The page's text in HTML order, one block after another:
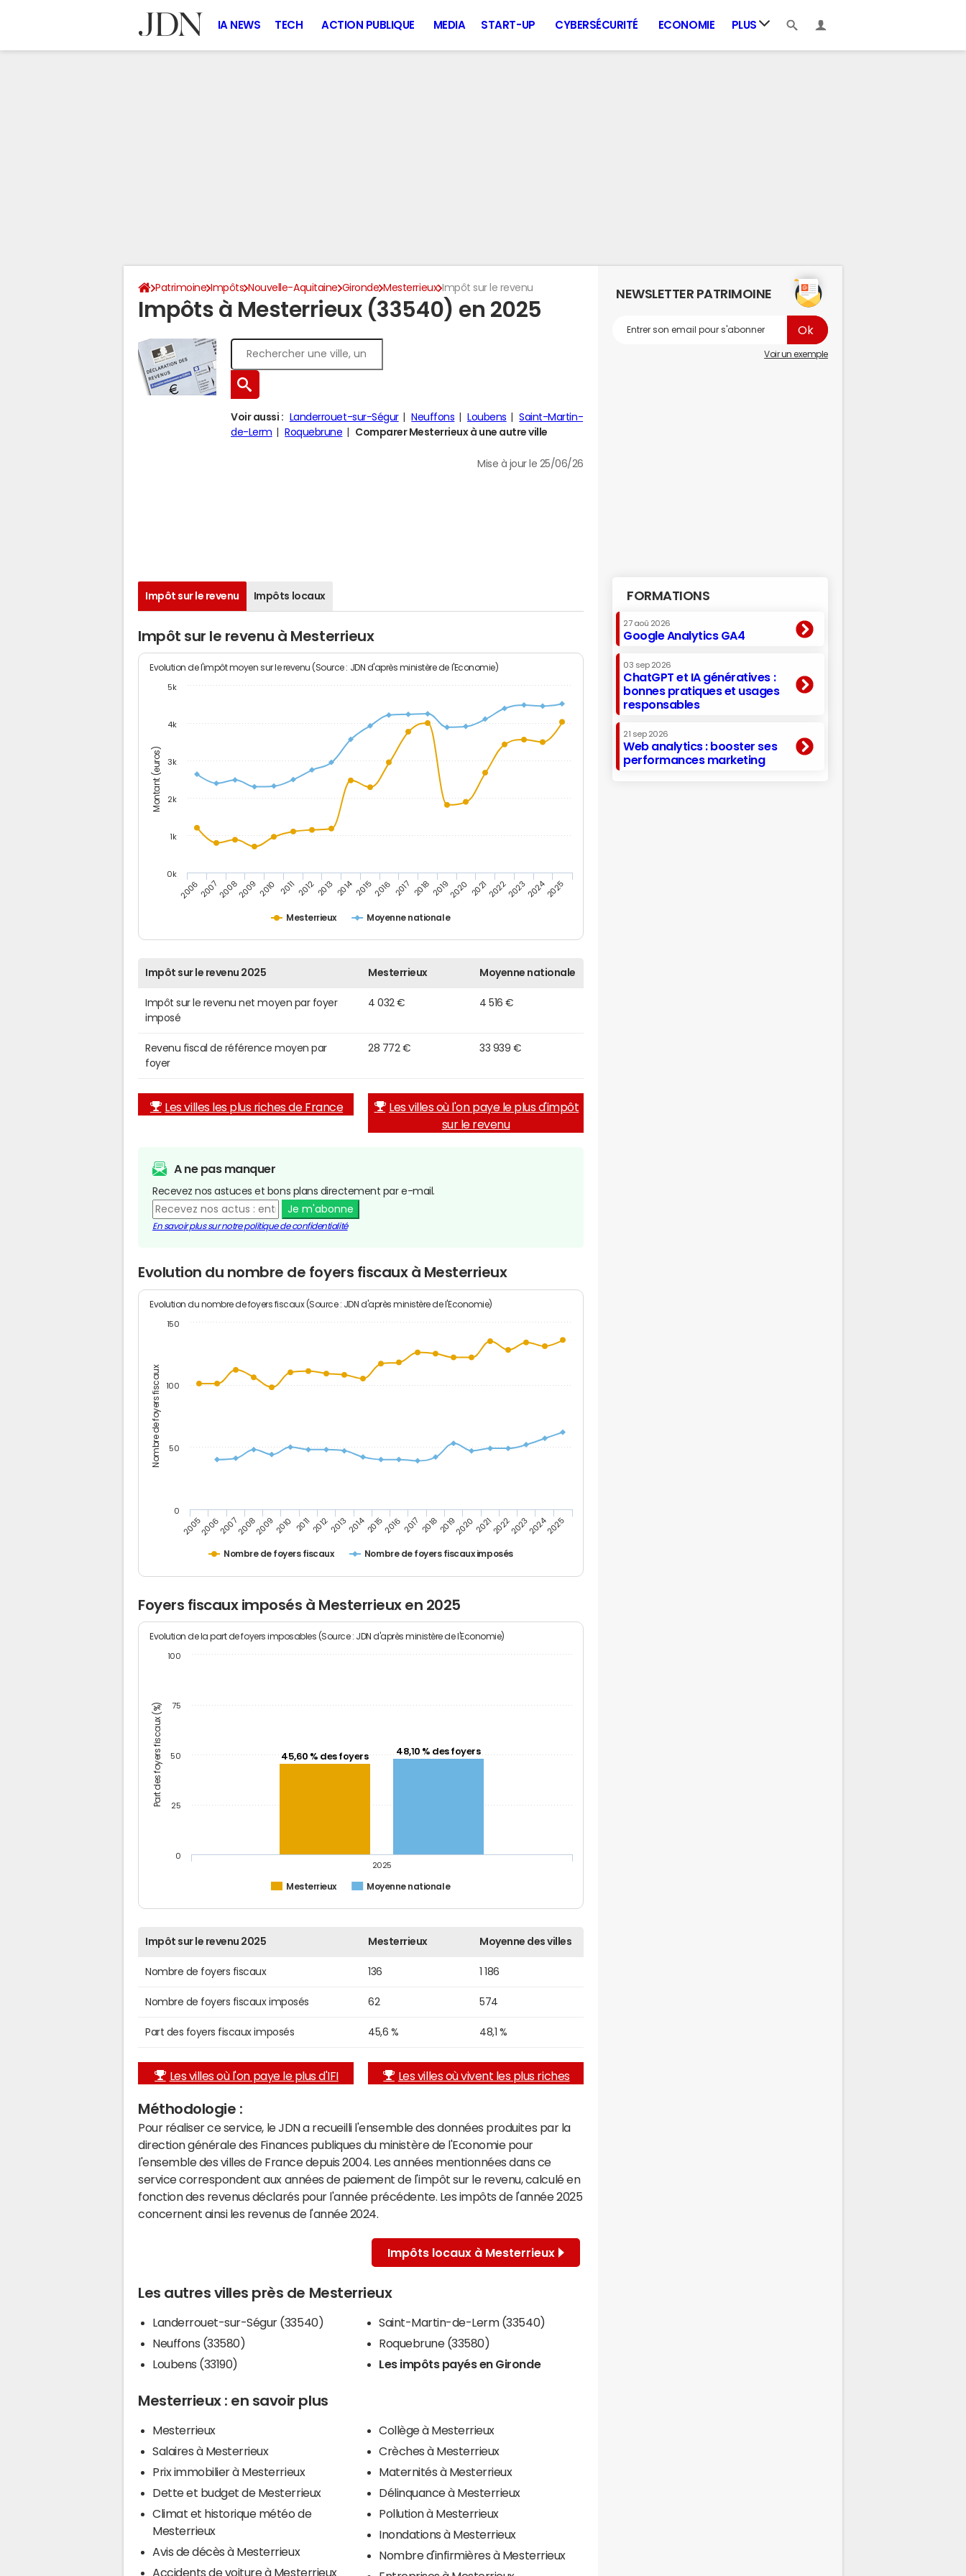
IA NEWS TECH ACTION PUBLIQUE MEDIA START-UP CYBERSÉCURITÉ ECONOMIE PLUS
Patrimoine Impôts Nouvelle-Aquitaine Gironde Mesterrieux Impôt sur le revenu
Impôts à Mesterrieux (33540) en 2025
Voir aussi : Landerrouet-sur-Ségur Neuffons Loubens
Saint-Martin-
de-Lerm
Roquebrune Comparer Mesterrieux à une autre ville
Mise à jour le 25/06/26
Impôt sur le revenu Impôts locaux
Impôt sur le revenu à Mesterrieux
Montant (euros)
Evolution de l'impôt moyen sur le revenu (Source : JDN d'après ministère de l'Economie)
Mesterrieux Moyenne nationale
20062007200820092010 2011 20122013 201420152016 2017 201820192020 20212022202320242025
0k
1k
2k
3k
4k
5k
Impôt sur le revenu 2025 Mesterrieux Moyenne nationale
Impôt sur le revenu net moyen par foyer
imposé
4 032 € 4 516 €
Revenu fiscal de référence moyen par
foyer
28 772 € 33 939 €
Les villes les plus riches de France
Les villes où l'on paye le plus d'impôt
sur le revenu
A ne pas manquer
Recevez nos astuces et bons plans directement par e-mail.
Je m'abonne
En savoir plus sur notre politique de confidentialité
Evolution du nombre de foyers fiscaux à Mesterrieux
Nombre de foyers fiscaux
Evolution du nombre de foyers fiscaux (Source : JDN d'après ministère de l'Economie)
Nombre de foyers fiscaux Nombre de foyers fiscaux imposés
200520062007200820092010 201120122013201420152016 2017 20182019202020212022202320242025
0
50
100
150
Foyers fiscaux imposés à Mesterrieux en 2025
Part des foyers fiscaux (%)
Evolution de la part de foyers imposables (Source : JDN d'après ministère de l'Economie)
45,60 % des foyers 48,10 % des foyers
Mesterrieux Moyenne nationale
2025
0
25
50
75
100
Impôt sur le revenu 2025 Mesterrieux Moyenne des villes
Nombre de foyers fiscaux 136 1 186
Nombre de foyers fiscaux imposés 62 574
Part des foyers fiscaux imposés 45,6 % 48,1 %
Les villes où l'on paye le plus d'IFI Les villes où vivent les plus riches
Méthodologie :
Pour réaliser ce service, le JDN a recueilli l'ensemble des données produites par la
direction générale des Finances publiques du ministère de l'Economie pour
l'ensemble des villes de France depuis 2004. Les années mentionnées dans ce
service correspondent aux années de paiement de l'impôt sur le revenu, calculé en
fonction des revenus déclarés pour l'année précédente. Les impôts de l'année 2025
concernent ainsi les revenus de l'année 2024.
Impôts locaux à Mesterrieux
Les autres villes près de Mesterrieux
Landerrouet-sur-Ségur (33540)
Neuffons (33580)
Loubens (33190)
Saint-Martin-de-Lerm (33540)
Roquebrune (33580)
Les impôts payés en Gironde
Mesterrieux : en savoir plus
Mesterrieux
Salaires à Mesterrieux
Prix immobilier à Mesterrieux
Dette et budget de Mesterrieux
Climat et historique météo de
Mesterrieux
Avis de décès à Mesterrieux
Accidents de voiture à Mesterrieux
Collège à Mesterrieux
Crèches à Mesterrieux
Maternités à Mesterrieux
Délinquance à Mesterrieux
Pollution à Mesterrieux
Inondations à Mesterrieux
Nombre d'infirmières à Mesterrieux
NEWSLETTER PATRIMOINE
Voir un exemple
FORMATIONS
27 aoû 2026
Google Analytics GA4
03 sep 2026
ChatGPT et IA génératives :
bonnes pratiques et usages
responsables
21 sep 2026
Web analytics : booster ses
performances marketing